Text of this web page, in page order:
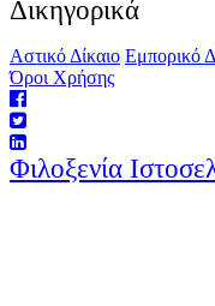
Δικηγορικά
Αστικό Δίκαιο Εμπορικό
Όροι Χρήσης
Φιλοξενία